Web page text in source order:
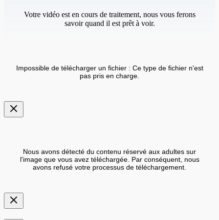
Votre vidéo est en cours de traitement, nous vous ferons
savoir quand il est prêt à voir.
Impossible de télécharger un fichier : Ce type de fichier n'est
pas pris en charge.
Nous avons détecté du contenu réservé aux adultes sur
l'image que vous avez téléchargée. Par conséquent, nous
avons refusé votre processus de téléchargement.